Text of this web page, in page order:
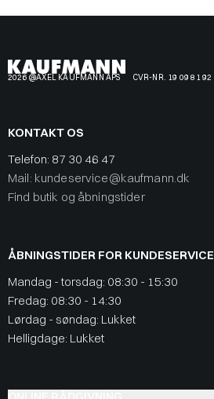
2026 @AXEL KAUFMANN APS CVR-NR. 19 09 81 92
KONTAKT OS
Telefon: 87 30 46 47
Mail: kundeservice@kaufmann.dk
Find butik og åbningstider
ÅBNINGSTIDER FOR KUNDESERVICE
Mandag - torsdag: 08:30 - 15:30
Fredag: 08:30 - 14:30
Lørdag - søndag: Lukket
Helligdage: Lukket